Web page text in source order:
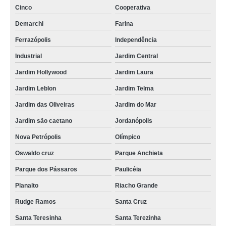
Cinco Cooperativa
Demarchi Farina
Ferrazópolis Independência
Industrial Jardim Central
Jardim Hollywood Jardim Laura
Jardim Leblon Jardim Telma
Jardim das Oliveiras Jardim do Mar
Jardim são caetano Jordanópolis
Nova Petrópolis Olímpico
Oswaldo cruz Parque Anchieta
Parque dos Pássaros Paulicéia
Planalto Riacho Grande
Rudge Ramos Santa Cruz
Santa Teresinha Santa Terezinha